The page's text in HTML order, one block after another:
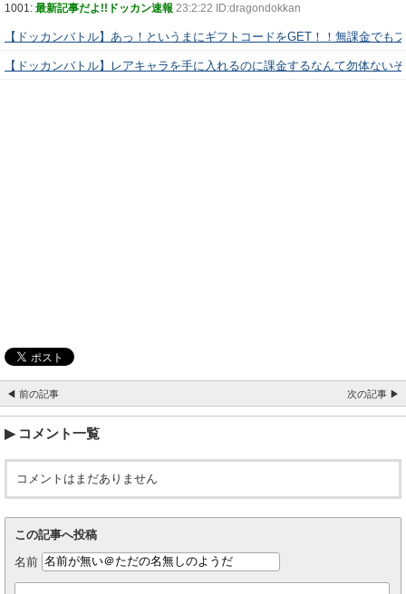
1001: 最新記事だよ!!ドッカン速報 23:2:22 ID:dragondokkan
【ドッカンバトル】あっ！というまにギフトコードをGET！！無課金でも
【ドッカンバトル】レアキャラを手に入れるのに課金するなんて勿体ない
◀ 前の記事 次の記事 ▶
コメント一覧
コメントはまだありません
この記事へ投稿
名前